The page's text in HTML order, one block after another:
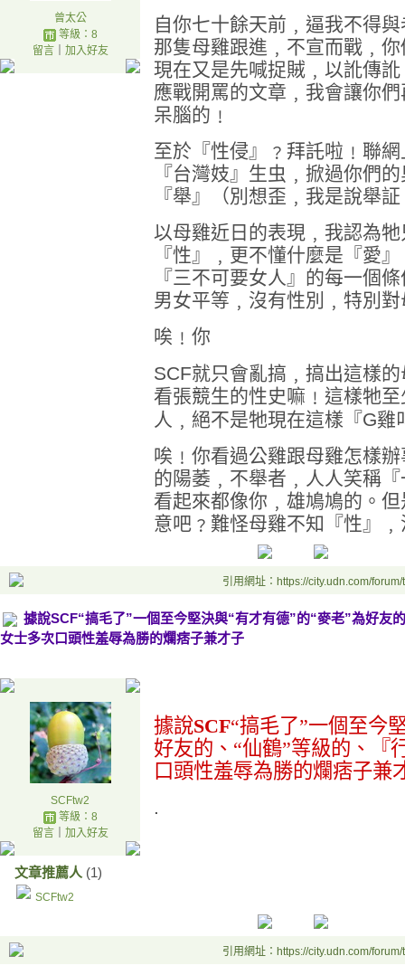
曾太公
等級：8
留言｜ 加入好友
自你七十餘天前﹐逼我不得
那隻母雞跟進﹐不宣而戰﹐
現在又是先喊捉賊﹐以訛傳
應戰開罵的文章﹐我會讓你
呆腦的﹗
至於『性侵』﹖拜託啦﹗聯
『台灣妓』生虫﹐掀過你們
『舉』（別想歪﹐我是說舉
以母雞近日的表現﹐我認為
『性』﹐更不懂什麼是『愛
『三不可要女人』的每一個
男女平等﹐沒有性別﹐特別
唉﹗你
SCF就只會亂搞﹐搞出這樣
看張競生的性史嘛﹗這樣牠
人﹐絕不是牠現在這樣『G雞
唉﹗你看過公雞跟母雞怎樣
的陽萎﹐不舉者﹐人人笑稱
看起來都像你﹐雄鳩鳩的。
意吧﹖難怪母雞不知『性』
引用網址：https://city.udn.com/
據說SCF“搞毛了”一個至今堅決與“有才有德”的“麥老”為好友
女士多次口頭性羞辱為勝的爛痞子兼才子
SCFtw2
等級：8
留言｜ 加入好友
文章推薦人 (1)
SCFtw2
據說SCF“搞毛了”一個至今
好友的、 “仙鶴”等級的、『
口頭性羞辱為勝的爛痞子兼
.
引用網址：https://city.udn.com/